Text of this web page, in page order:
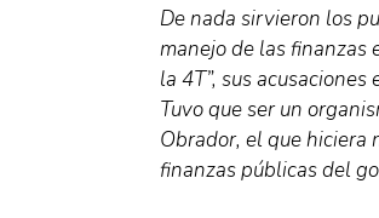
De nada sirvieron los
manejo de las finanzas
la 4T”, sus
Tuvo que ser un
Obrador, el que hiciera
finanzas públicas del